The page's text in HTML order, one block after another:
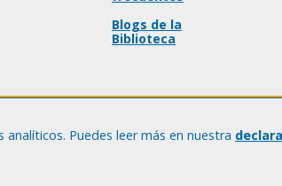
Blogs de la
Biblioteca
Puedes leer más en nuestra